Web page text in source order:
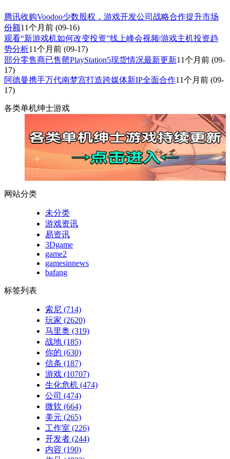
腾讯收购Voodoo少数股权，游戏开发公司战略合作提升市场
份额11个月前 (09-16)
观看“新游戏机如何改变投资”线上峰会视频|游戏主机投资趋
势分析11个月前 (09-17)
部分零售商已售罄PlayStation5现货情况最新更新11个月前 (09-
17)
阿德曼携手万代南梦宫打造跨媒体新IP全面合作11个月前 (09-
17)
各类单机绅士游戏
网站分类
未分类
游戏资讯
易资讯
3Dgame
game2
gamesinnews
bafang
标签列表
索尼 (714)
玩家 (2620)
马里奥 (319)
战地 (185)
你的 (630)
信条 (187)
游戏 (10707)
生化危机 (474)
公司 (474)
微软 (664)
美元 (265)
工作室 (226)
开发者 (244)
内容 (190)